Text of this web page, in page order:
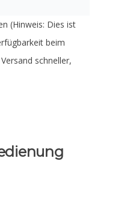
(Hinweis: Dies ist
beim
schneller,